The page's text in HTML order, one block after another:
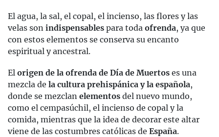
El agua, la sal, el copal, el incienso, las flores y las
velas son indispensables para toda ofrenda, ya que
con estos elementos se conserva su encanto
espiritual y ancestral.
El origen de la ofrenda de Día de Muertos es una
mezcla de la cultura prehispánica y la española,
donde se mezclan elementos del nuevo mundo,
como el cempasúchil, el incienso de copal y la
comida, mientras que la idea de decorar este altar
viene de las costumbres católicas de España.